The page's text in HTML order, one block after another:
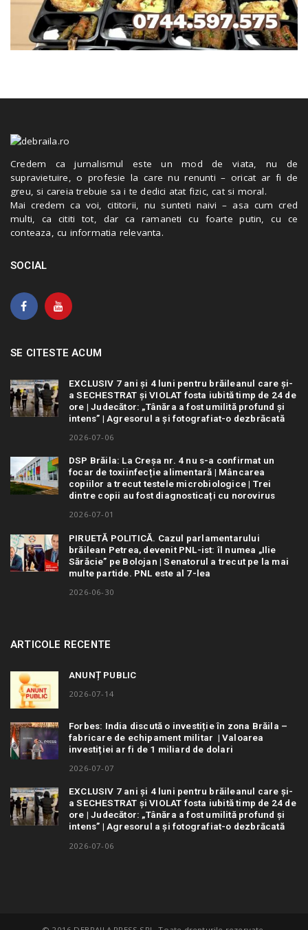
Credem ca jurnalismul este un mod de viata, nu de
supravietuire, o profesie la care nu renunti – oricat ar fi de
greu, si careia trebuie sa i te dedici atat fizic, cat si moral.
Mai credem ca voi, cititorii, nu sunteti naivi – asa cum cred
multi, ca cititi tot, dar ca ramaneti cu foarte putin, cu ce
conteaza, cu informatia relevanta.
SOCIAL
SE CITESTE ACUM
EXCLUSIV 7 ani și 4 luni pentru brăileanul care și-
a SECHESTRAT și VIOLAT fosta iubită timp de 24 de
ore | Judecător: „Tânăra a fost umilită profund și
intens” | Agresorul a și fotografiat-o dezbrăcată
2026-07-06
DSP Brăila: La Creșa nr. 4 nu s-a confirmat un
focar de toxiinfecție alimentară | Mâncarea
copiilor a trecut testele microbiologice | Trei
dintre copii au fost diagnosticați cu norovirus
2026-07-01
PIRUETĂ POLITICĂ. Cazul parlamentarului
brăilean Petrea, devenit PNL-ist: îl numea „Ilie
Sărăcie” pe Bolojan | Senatorul a trecut pe la mai
multe partide. PNL este al 7-lea
2026-06-30
ARTICOLE RECENTE
ANUNȚ PUBLIC
2026-07-14
Forbes: India discută o investiție în zona Brăila –
fabricare de echipament militar | Valoarea
investiției ar fi de 1 miliard de dolari
2026-07-07
EXCLUSIV 7 ani și 4 luni pentru brăileanul care și-
a SECHESTRAT și VIOLAT fosta iubită timp de 24 de
ore | Judecător: „Tânăra a fost umilită profund și
intens” | Agresorul a și fotografiat-o dezbrăcată
2026-07-06